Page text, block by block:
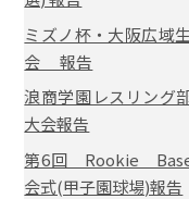
ミズノ杯・大阪広域
会 報告
浪商学園レスリング
大会報告
第6回 Rookie
会式(甲子園球場)報告